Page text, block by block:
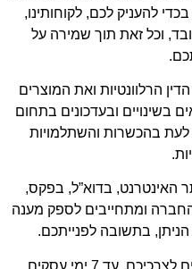
להעניק לכם, לקוחותינו,
וכל זאת תוך שמירה על
הרלוונטיות ואת המוצרים
בשינויים ובעדכונים בתחום
בהכשרות והשתלמויות
האינטרנט, בדוא”ל, בפקס,
ומתחייבים לספק מענה
הניתן, בתשובה לפנייתכם.
אנו מתחייבים לתת מענה מתאים לצרכיכם, עד 7 ימי עסקים